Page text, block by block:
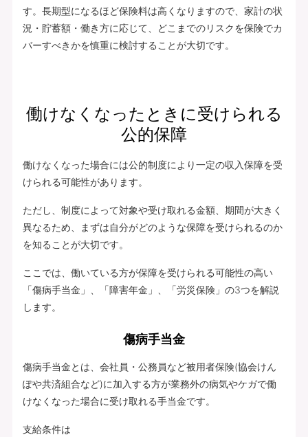
す。長期型になるほど保険料は高くなりますので、家計の状
況・貯蓄額・働き方に応じて、どこまでのリスクを保険でカ
バーすべきかを慎重に検討することが大切です。
働けなくなったときに受けられる
公的保障
働けなくなった場合には公的制度により一定の収入保障を受
けられる可能性があります。
ただし、制度によって対象や受け取れる金額、期間が大きく
異なるため、まずは自分がどのような保障を受けられるのか
を知ることが大切です。
ここでは、働いている方が保障を受けられる可能性の高い
「傷病手当金」、「障害年金」、「労災保険」の3つを解説
します。
傷病手当金
傷病手当金とは、会社員・公務員など被用者保険(協会けん
ぽや共済組合など)に加入する方が業務外の病気やケガで働
けなくなった場合に受け取れる手当金です。
支給条件は